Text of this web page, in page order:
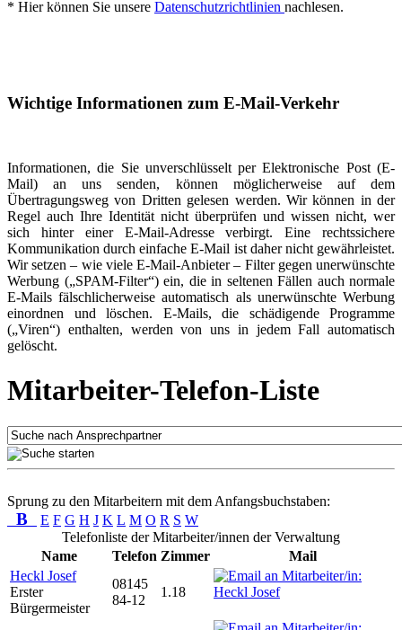
* Hier können Sie unsere Datenschutzrichtlinien nachlesen.
Wichtige Informationen zum E-Mail-Verkehr
Informationen, die Sie unverschlüsselt per Elektronische Post (E-
Mail) an uns senden, können möglicherweise auf dem
Übertragungsweg von Dritten gelesen werden. Wir können in der
Regel auch Ihre Identität nicht überprüfen und wissen nicht, wer
sich hinter einer E-Mail-Adresse verbirgt. Eine rechtssichere
Kommunikation durch einfache E-Mail ist daher nicht gewährleistet.
Wir setzen – wie viele E-Mail-Anbieter – Filter gegen unerwünschte
Werbung („SPAM-Filter“) ein, die in seltenen Fällen auch normale
E-Mails fälschlicherweise automatisch als unerwünschte Werbung
einordnen und löschen. E-Mails, die schädigende Programme
(„Viren“) enthalten, werden von uns in jedem Fall automatisch
gelöscht.
Mitarbeiter-Telefon-Liste
Sprung zu den Mitarbeitern mit dem Anfangsbuchstaben:
B E F G H J K L M O R S W
Telefonliste der Mitarbeiter/innen der Verwaltung
Name
Telefon Zimmer
Mail
Heckl Josef
Erster
Bürgermeister
08145
84-12
1.18